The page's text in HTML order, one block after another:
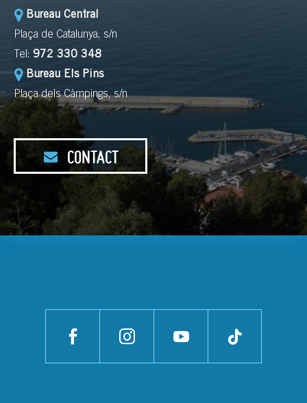
Bureau Central
Plaça de Catalunya, s/n
Tel: 972 330 348
Bureau Els Pins
Plaça dels Càmpings, s/n
CONTACT